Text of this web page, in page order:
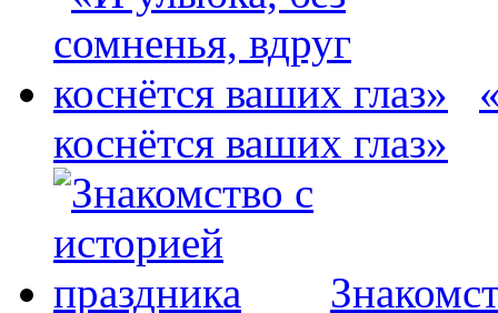
коснётся ваших глаз»